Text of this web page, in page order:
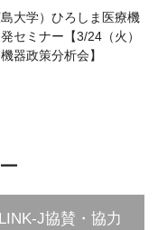
島大学）ひろしま医療機
セミナー【3/24（火）
器政策分析会】
LINK-J協賛・協力